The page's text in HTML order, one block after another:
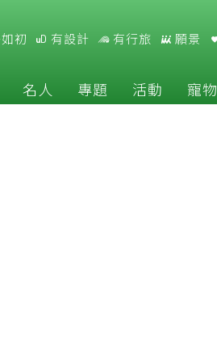
初 有設計 有行旅 願景
名人 專題 活動 寵物